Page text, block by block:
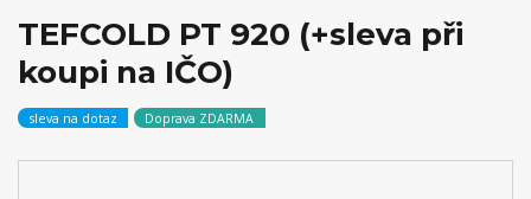
TEFCOLD PT 920 (+sleva při
koupi na IČO)
sleva na dotaz Doprava ZDARMA